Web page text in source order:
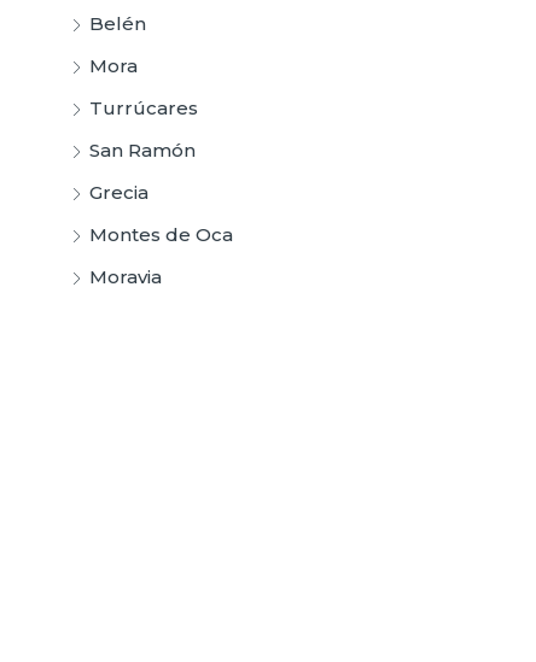
Belén
Mora
Turrúcares
San Ramón
Grecia
Montes de Oca
Moravia